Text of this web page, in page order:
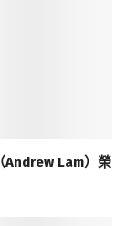
Andrew Lam）榮